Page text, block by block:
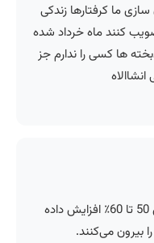
ما کرفتارها زندکی
کنند ماه خرداد شده
ها کسی را ندارم جز
صاحبخانه‌ها، بجای ۲۵٪ کرایه‌ها را بین 50 تا 60٪ افزایش داده
بیرون می‌کنند.